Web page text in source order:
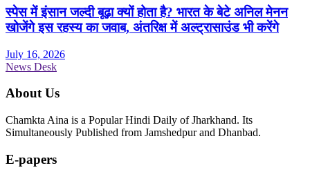
स्पेस में इंसान जल्दी बूढ़ा क्यों होता है? भारत के बेटे अनिल मेनन
खोजेंगे इस रहस्य का जवाब, अंतरिक्ष में अल्ट्रासाउंड भी करेंगे
July 16, 2026
News Desk
About Us
Chamkta Aina is a Popular Hindi Daily of Jharkhand. Its
Simultaneously Published from Jamshedpur and Dhanbad.
E-papers